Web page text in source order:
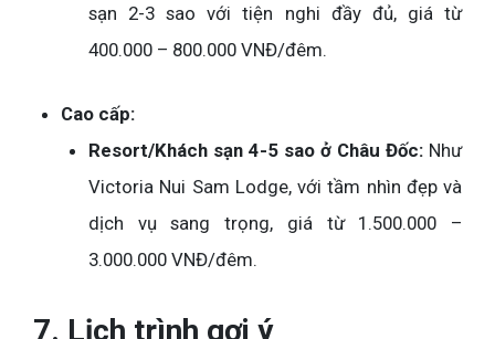
sạn 2-3 sao với tiện nghi đầy đủ, giá từ
400.000 – 800.000 VNĐ/đêm.
Cao cấp:
Resort/Khách sạn 4-5 sao ở Châu Đốc: Như
Victoria Nui Sam Lodge, với tầm nhìn đẹp và
dịch vụ sang trọng, giá từ 1.500.000 –
3.000.000 VNĐ/đêm.
7. Lịch trình gợi ý